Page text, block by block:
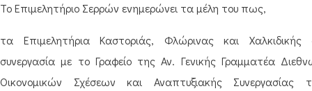
Το Επιμελητήριο Σερρών ενημερώνει τα μέλη του πως,
τα Επιμελητήρια Καστοριάς, Φλώρινας και Χαλκιδικής
συνεργασία με το Γραφείο της Αν. Γενικής Γραμματέα
Οικονομικών Σχέσεων και Αναπτυξιακής Συνεργασίας